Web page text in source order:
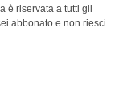
è riservata a tutti gli
abbonato e non riesci